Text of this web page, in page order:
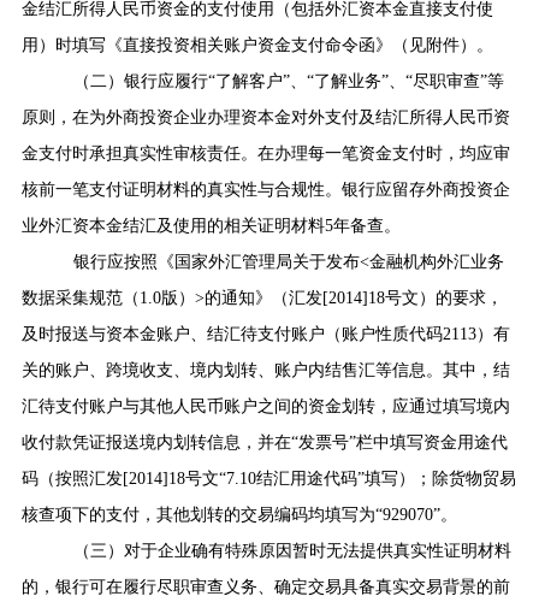
金结汇所得人民币资金的支付使用（包括外汇资本金直接支付使
用）时填写《直接投资相关账户资金支付命令函》（见附件）。
（二）银行应履行“了解客户” 、“了解业务” 、“尽职审查”等
原则，在为外商投资企业办理资本金对外支付及结汇所得人民币资
金支付时承担真实性审核责任。在办理每一笔资金支付时，均应审
核前一笔支付证明材料的真实性与合规性。银行应留存外商投资企
业外汇资本金结汇及使用的相关证明材料5年备查。
银行应按照《国家外汇管理局关于发布<金融机构外汇业务
数据采集规范（ 1.0版） >的通知》（汇发[2014]18号文）的要求，
及时报送与资本金账户、结汇待支付账户（账户性质代码2113）有
关的账户、跨境收支、境内划转、账户内结售汇等信息。其中，结
汇待支付账户与其他人民币账户之间的资金划转，应通过填写境内
收付款凭证报送境内划转信息，并在“发票号”栏中填写资金用途代
码（按照汇发[2014]18号文“7.10结汇用途代码”填写）；除货物贸易
核查项下的支付，其他划转的交易编码均填写为“929070”。
（三） 对于企业确有特殊原因暂时无法提供真实性证明材料
的，银行可在履行尽职审查义务、确定交易具备真实交易背景的前